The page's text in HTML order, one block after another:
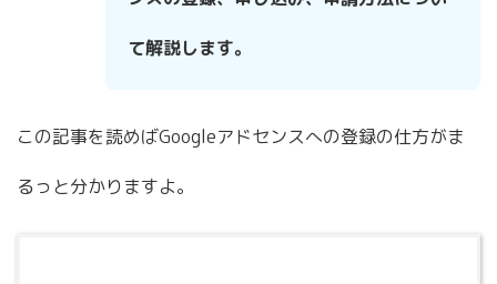
て解説します。
この記事を読めばGoogleアドセンスへの登録の仕方がま
るっと分かりますよ。